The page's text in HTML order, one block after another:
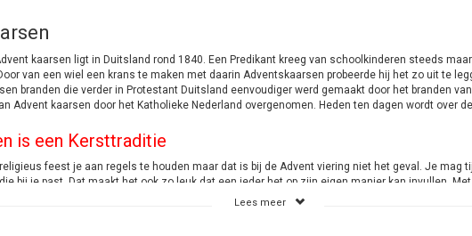
kaarsen ligt in Duitsland rond 1840. Een Predikant kreeg van schoolkinderen steeds
van een wiel een krans te maken met daarin Adventskaarsen probeerde hij het zo uit te
branden die verder in Protestant Duitsland eenvoudiger werd gemaakt door het branden
Advent kaarsen door het Katholieke Nederland overgenomen. Heden ten dagen wordt over
is een Kersttraditie
feest je aan regels te houden maar dat is bij de Advent viering niet het geval. Je mag
bij je past. Dat maakt het ook zo leuk dat een ieder het op zijn eigen manier kan invullen.
beurs hebben zodoende ook de mogelijkheid om mee te doen aan Advent. Bij Kaarsen-
Lees meer